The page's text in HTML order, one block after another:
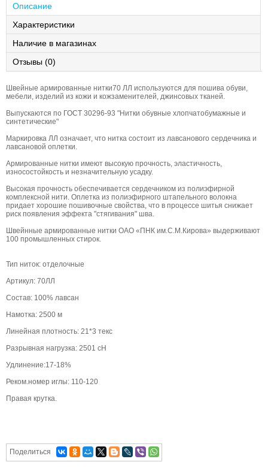
Описание
Характеристики
Наличие в магазинах
Отзывы (0)
Швейные армированные нитки70 ЛЛ используются для пошива обуви,
мебели, изделий из кожи и кожзаменителей, джинсовых тканей.
Выпускаются по ГОСТ 30296-93 "Нитки обувные хлопчатобумажные и
синтетические"
Маркировка ЛЛ означает, что нитка состоит из лавсанового сердечника и
лавсановой оплетки.
Армированные нитки имеют высокую прочность, эластичность,
износостойкость и незначительную усадку.
Высокая прочность обеспечивается сердечником из полиэфирной
комплексной нити. Оплетка из полиэфирного штапельного волокна
придает хорошие пошивочные свойства, что в процессе шитья снижает
риск появления эффекта "стягивания" шва.
Швейнные армированные нитки ОАО «ПНК им.С.М.Кирова» выдерживают
100 промышленных стирок.
Тип ниток: отделочные
Артикул: 70ЛЛ
Состав: 100% лавсан
Намотка: 2500 м
Линейная плотность: 21*3 текс
Разрывная нагрузка: 2501 сН
Удлинение:17-18%
Реком.номер иглы: 110-120
Правая крутка.
Поделиться